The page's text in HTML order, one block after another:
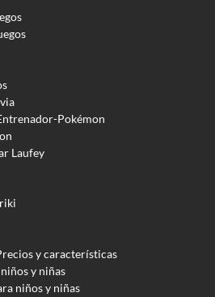
Pokémon
Laufey
y características
y niñas
niños y niñas